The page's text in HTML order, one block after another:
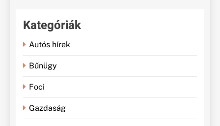
Kategóriák
Autós hírek
Bűnügy
Foci
Gazdaság